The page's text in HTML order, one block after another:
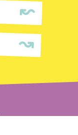
↜
↝